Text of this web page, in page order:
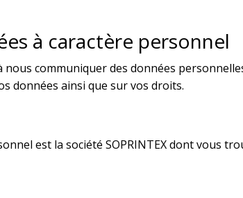
à caractère personnel
communiquer des données
données ainsi que sur vos droits.
est la société SOPRINTEX dont vous